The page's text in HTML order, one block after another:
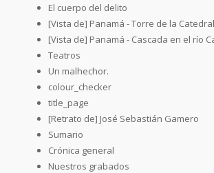
El cuerpo del delito
[Vista de] Panamá - Torre de la
[Vista de] Panamá - Cascada en el río
Teatros
Un malhechor.
colour_checker
title_page
[Retrato de] José Sebastián Gamero
Sumario
Crónica general
Nuestros grabados